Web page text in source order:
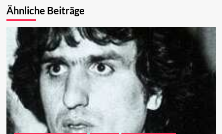
Ähnliche Beiträge